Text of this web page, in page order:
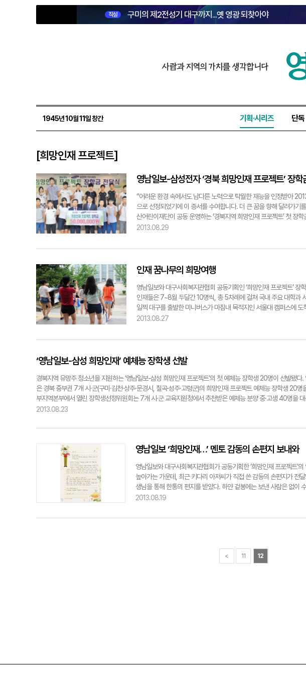
직설 구미의 제2전성기 대구까지...옛 영광 되찾아야
사람과 지역의 가치를 생각합니다
1945년 10월 11일 창간 기획·시리즈 단독
[희망인재 프로젝트]
영남일보-삼성전자 ‘경북 희망인재 프로젝트’ 장학
“어려운 환경 속에서도 남다른 노력으로 탁월한 재능을 인정받아
으로 선정되었기에 이 증서를 수여합니다. 더 큰 꿈을 향해 달려가기
산어린이재단이 공동 운영하는 ‘경북지역 희망인재 프로젝트’ 첫 장
대강당에서 열렸다. 시상식에는 경북에서 1차로 선발된 20명의 희망
만원, 고교생은 300만원이다. 영남일보 손인락 사장은 시상식 인사말
에 선뜻 동참해 준 삼성전자 구미사업장과 초록우산어린이재단에 감
역사회를 선도하고, 대한민국을 대표할 인재를 양성하는 데 도움이
장장은 “삼성의 사회공헌 사업 중 가장 큰 비중을 차지하고 있는 것
회가 될 수 있도록 가교역할에 최선을 다하겠다”며 “오늘 희망인재
다해 각 분야의 선두주자로 성장해 주길 바란다”고 전했다. 마태락
△이규헌(사곡고 3년·레슬링) △오태현(김천예고 2년·피아노) △이광
△이동진(순심고 1년·육상) △류미정(북삼고 3년·피아노) △박가연(명
2013.08.29
인재 꿈나무의 희망여행
영남일보와 대구사회복지관협회 공동기획인 ‘희망인재 프로젝트’
인재들은 7~8월 두달간 10명씩, 총 5차례에 걸쳐 국내 주요 대학과
일찍 대구를 출발한 미니버스가 마침내 목적지인 서울대 캠퍼스에
감탄사를 내지르며 좋아했다. 서울대 캠퍼스는 아이들의 상상을 뛰어
다닌다는 서울대를 방문한다는 설렘으로 간밤에 잠을 설쳤다. 와서
찾아온 또래의 학생들을 보니 도전하고 싶은 의욕과 경쟁심이 느껴진
남 형식으로 진행됐다. 연세대 각 과를 대표해 선발된 홍보대사들이
대학생활에 대한 궁금증을 즉석에서 풀어줬다. 이밖에도 비전여행
망하는 대학탐방과 함께 대학로 공연관람, 서울타워와 청계천 광장
위해 마련된 행사”라고 설명했다. 하 관장은 또 “아이들이 국내를 대
을 것”이라고 강조했다. 비전여행을 다녀온 희망인재 장학생들의 생
곳에서 공부하고 싶다는 목표를 갖게 됐다”고 말했다. 또 다른 희망
해 왔다. 이번에 고려대 탐방을 하고 난 뒤 꿈을 더욱 확고하게 다지게
두었는데, 소원이 이뤄질 수 있도록 열심히 공부하겠다”고 굳은 의
2013.08.27
‘영남일보-삼성 희망인재’ 예체능 장학생 선발
경북지역 유망주 청소년을 지원하는 ‘영남일보-삼성 희망인재 프로젝트’의 첫 예체능 장학생 20명이 선발됐
은 경북 중부권 7개 시·군(구미·김천·상주·문경시, 칠곡·성주·고령군)의 희망인재 프로젝트 예체능 장학생 20
부지역본부에서 열린 장학생선정위원회는 7개 시·군 교육지원청에서 추천받은 예체능 분양 중·고생 40명을
각 선정했다. 장학금은 중학생 200만원씩, 고교생 300만원씩으로 총 5천만원이다. 장학금은 오는 28일 오후
원자와 연계해 주기로 했다. 경북지역 희망인재 프로젝트는 연말까지 3개 권역으로 나눠 연이어 추진된다.
2013.08.23
영남일보 ‘희망인재…’ 멘토 감동의 손편지 보내와
영남일보와 대구사회복지관협회가 공동기획한 ‘희망인재 프로젝트’
높아가는 가운데, 최근 키다리 아저씨가 직접 쓴 감동의 손편지가 전
생님을 통해 한통의 편지를 받았다. 하얀 겉봉에는 보낸 사람은 없이
철수군은 깜짝 놀랐다. 또박또박 가지런한 글씨체로 정성껏 써내려간
하지 않았지만 친구 사이에서 얘기가 나올 때마다 은근히 철수군의
지를 받는 것은 처음이다. 보이지 않는 곳에서 누군가가 나를 지켜주
은 소감을 밝혔다. 편지를 받은 또 다른 희망인재 설혜양(가명, 중2)
2013.08.19
< 11 12